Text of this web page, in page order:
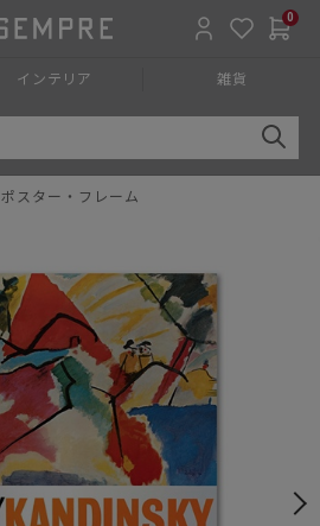
0
インテリア 雑貨
ポスター・フレーム